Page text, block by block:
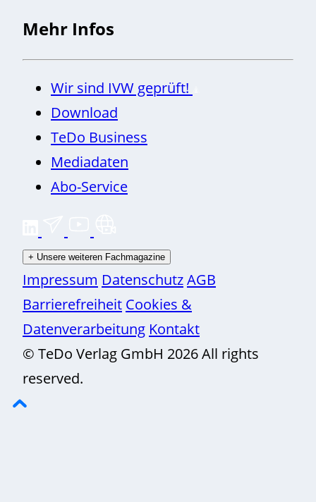
Mehr Infos
Wir sind IVW geprüft!
Download
TeDo Business
Mediadaten
Abo-Service
+ Unsere weiteren Fachmagazine
Impressum DatenschutzAGB
Barrierefreiheit Cookies &
Datenverarbeitung Kontakt
© TeDo Verlag GmbH 2026 All rights
reserved.